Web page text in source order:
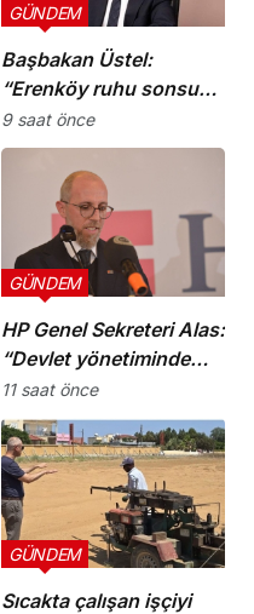
Başbakan Üstel:
“Erenköy ruhu sonsuza
dek yaşayacaktır”
GÜNDEM
9 saat önce
HP Genel Sekreteri Alas:
“Devlet yönetiminde
köklü bir zihniyet
değişimine ihtiyaç var”
GÜNDEM
11 saat önce
Sıcakta çalışan işçiyi
GÜNDEM